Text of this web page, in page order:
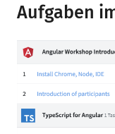
Aufgaben